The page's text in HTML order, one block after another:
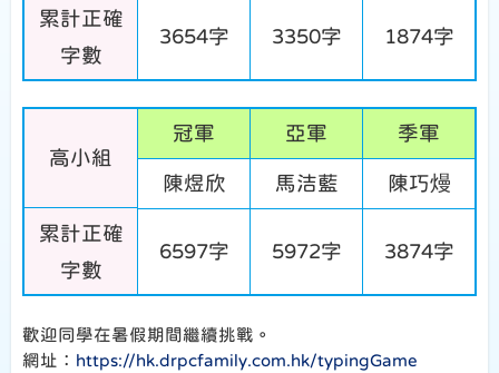
累計正確
字數
3654字 3350字 1874字
高小組
冠軍 亞軍 季軍
陳煜欣 馬洁藍 陳巧熳
累計正確
字數
6597字 5972字 3874字
歡迎同學在暑假期間繼續挑戰。
網址： https://hk.drpcfamily.com.hk/typingGame